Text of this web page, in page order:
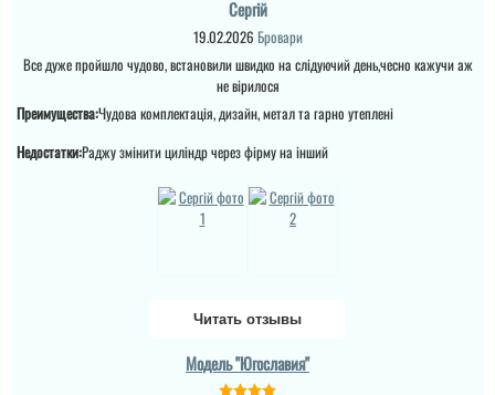
Сергій
19.02.2026 Бровари
Все дуже пройшло чудово, встановили швидко на слідуючий день,чесно кажучи аж
не вірилося
Преимущества:Чудова комплектація, дизайн, метал та гарно утеплені
Недостатки:Раджу змінити циліндр через фірму на інший
Читать отзывы
Модель "Югославия"